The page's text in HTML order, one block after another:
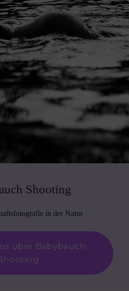
Shooting
in der Natur
über Babybauch